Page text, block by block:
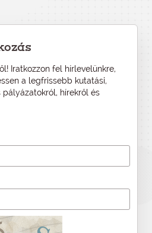
Iratkozzon fel hírlevelünkre,
a legfrissebb kutatási,
hírekről és